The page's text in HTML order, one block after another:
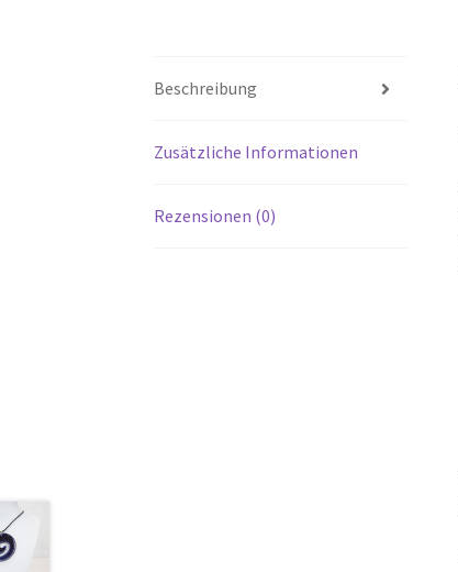
Beschreibung
Zusätzliche Informationen
Rezensionen (0)